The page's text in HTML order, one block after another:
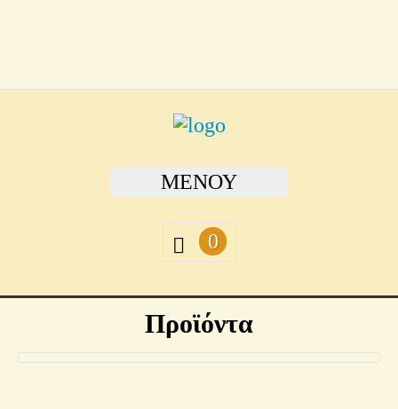
ΜΕΝΟΎ
0
Προϊόντα